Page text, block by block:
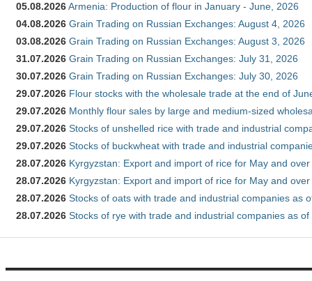
05.08.2026Armenia: Production of flour in January - June, 2026
04.08.2026 Grain Trading on Russian Exchanges: August 4, 2026
03.08.2026 Grain Trading on Russian Exchanges: August 3, 2026
31.07.2026 Grain Trading on Russian Exchanges: July 31, 2026
30.07.2026 Grain Trading on Russian Exchanges: July 30, 2026
29.07.2026 Flour stocks with the wholesale trade at the end of
29.07.2026 Monthly flour sales by large and medium-sized
29.07.2026 Stocks of unshelled rice with trade and industrial
29.07.2026 Stocks of buckwheat with trade and industrial
28.07.2026 Kyrgyzstan: Export and import of rice for May and
28.07.2026 Kyrgyzstan: Export and import of rice for May and
28.07.2026 Stocks of oats with trade and industrial companies as
28.07.2026 Stocks of rye with trade and industrial companies as